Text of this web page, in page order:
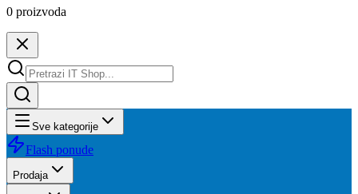
0 proizvoda
Sve kategorije
Flash ponude
Prodaja